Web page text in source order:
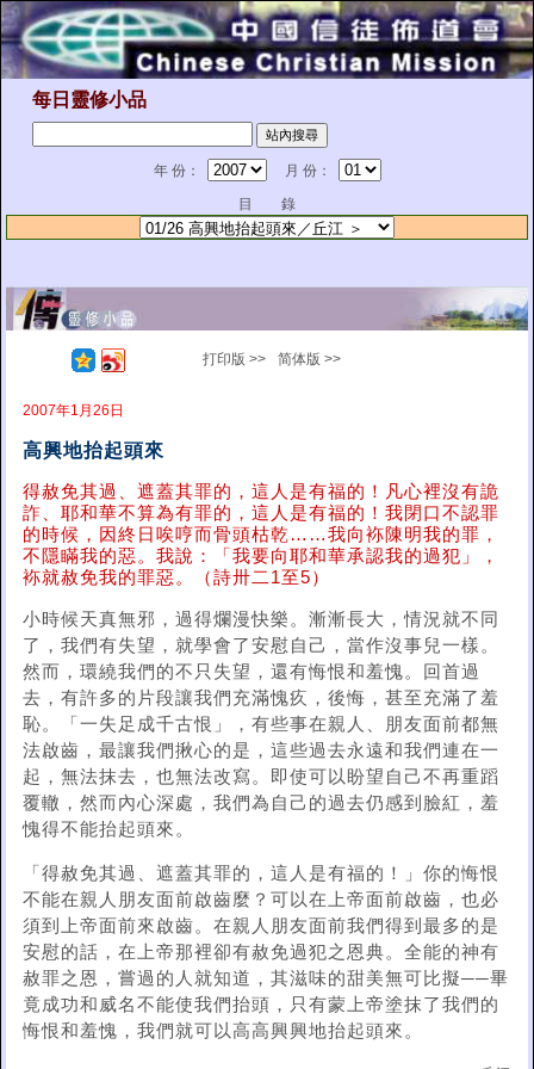
每日靈修小品
年 份：
月 份：
目 錄
打印版 >> 简体版 >>
2007年1月26日
高興地抬起頭來
得赦免其過、遮蓋其罪的，這人是有福的！凡心裡沒有詭
詐、耶和華不算為有罪的，這人是有福的！我閉口不認罪
的時候，因終日唉哼而骨頭枯乾……我向袮陳明我的罪，
不隱瞞我的惡。我說：「我要向耶和華承認我的過犯」，
袮就赦免我的罪惡。（詩卅二1至5）
小時候天真無邪，過得爛漫快樂。漸漸長大，情況就不同
了，我們有失望，就學會了安慰自己，當作沒事兒一樣。
然而，環繞我們的不只失望，還有悔恨和羞愧。回首過
去，有許多的片段讓我們充滿愧疚，後悔，甚至充滿了羞
恥。「一失足成千古恨」，有些事在親人、朋友面前都無
法啟齒，最讓我們揪心的是，這些過去永遠和我們連在一
起，無法抹去，也無法改寫。即使可以盼望自己不再重蹈
覆轍，然而內心深處，我們為自己的過去仍感到臉紅，羞
愧得不能抬起頭來。
「得赦免其過、遮蓋其罪的，這人是有福的！」你的悔恨
不能在親人朋友面前啟齒麼？可以在上帝面前啟齒，也必
須到上帝面前來啟齒。在親人朋友面前我們得到最多的是
安慰的話，在上帝那裡卻有赦免過犯之恩典。全能的神有
赦罪之恩，嘗過的人就知道，其滋味的甜美無可比擬──畢
竟成功和威名不能使我們抬頭，只有蒙上帝塗抹了我們的
悔恨和羞愧，我們就可以高高興興地抬起頭來。